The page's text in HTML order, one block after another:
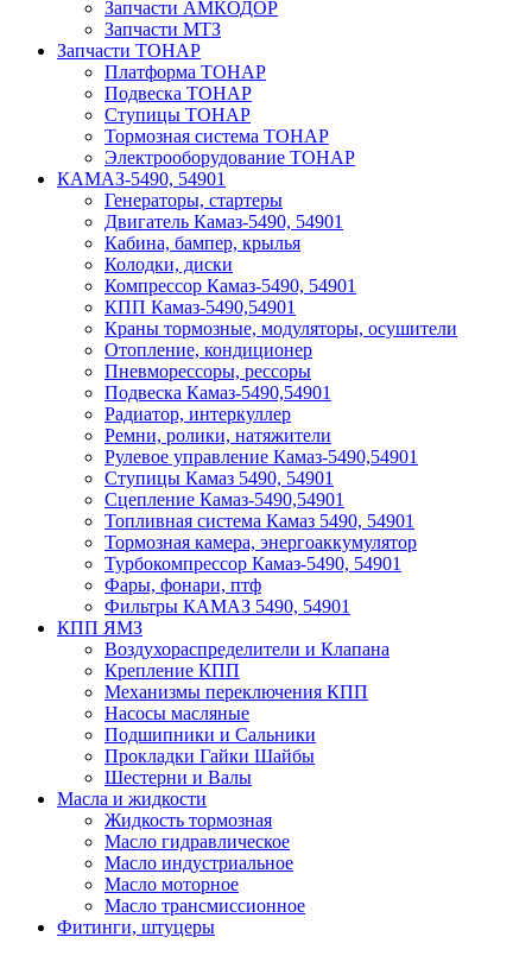
Запчасти АМКОДОР
Запчасти МТЗ
Запчасти ТОНАР
Платформа ТОНАР
Подвеска ТОНАР
Ступицы ТОНАР
Тормозная система ТОНАР
Электрооборудование ТОНАР
КАМАЗ-5490, 54901
Генераторы, стартеры
Двигатель Камаз-5490, 54901
Кабина, бампер, крылья
Колодки, диски
Компрессор Камаз-5490, 54901
КПП Камаз-5490,54901
Краны тормозные, модуляторы, осушители
Отопление, кондиционер
Пневморессоры, рессоры
Подвеска Камаз-5490,54901
Радиатор, интеркуллер
Ремни, ролики, натяжители
Рулевое управление Камаз-5490,54901
Ступицы Камаз 5490, 54901
Сцепление Камаз-5490,54901
Топливная система Камаз 5490, 54901
Тормозная камера, энергоаккумулятор
Турбокомпрессор Камаз-5490, 54901
Фары, фонари, птф
Фильтры КАМАЗ 5490, 54901
КПП ЯМЗ
Воздухораспределители и Клапана
Крепление КПП
Механизмы переключения КПП
Насосы масляные
Подшипники и Сальники
Прокладки Гайки Шайбы
Шестерни и Валы
Масла и жидкости
Жидкость тормозная
Масло гидравлическое
Масло индустриальное
Масло моторное
Масло трансмиссионное
Фитинги, штуцеры